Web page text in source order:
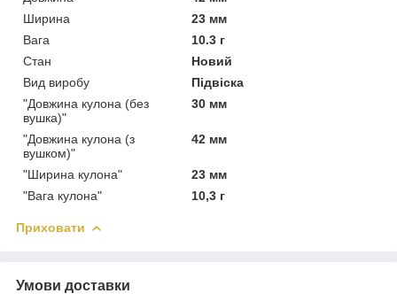
Ширина
23 мм
Вага
10.3 г
Стан
Новий
Вид виробу
Підвіска
"Довжина кулона (без
вушка)"
30 мм
"Довжина кулона (з
вушком)"
42 мм
"Ширина кулона"
23 мм
"Вага кулона"
10,3 г
Приховати
Умови доставки